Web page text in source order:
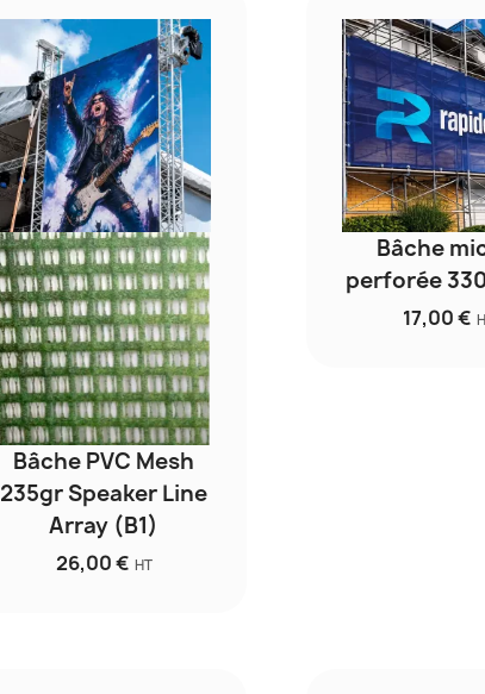
Bâche PVC Mesh
235gr Speaker Line
Array (B1)
26,00 € HT
Bâche
perforée 330
17,00 €